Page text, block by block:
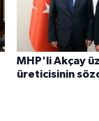
MHP'li Akçay
üreticisinin